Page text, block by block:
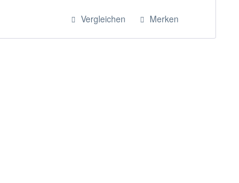
Vergleichen Merken